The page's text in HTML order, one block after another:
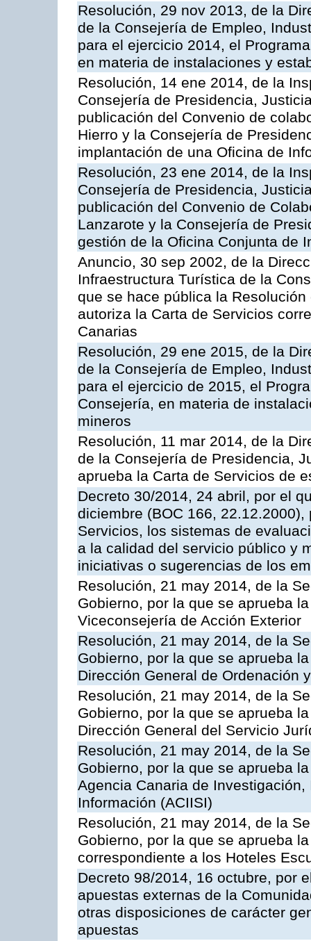
Resolución, 29 nov 2013, de la
de la Consejería de Empleo,
para el ejercicio 2014, el
en materia de instalaciones y
Resolución, 14 ene 2014, de la
Consejería de Presidencia,
publicación del Convenio de
Hierro y la Consejería de
implantación de una Oficina de
Resolución, 23 ene 2014, de la
Consejería de Presidencia,
publicación del Convenio de
Lanzarote y la Consejería de
gestión de la Oficina Conjunta de
Anuncio, 30 sep 2002, de la
Infraestructura Turística de la
que se hace pública la
autoriza la Carta de Servicios
Canarias
Resolución, 29 ene 2015, de la
de la Consejería de Empleo,
para el ejercicio de 2015, el
Consejería, en materia de
mineros
Resolución, 11 mar 2014, de la
de la Consejería de Presidencia,
aprueba la Carta de Servicios de
Decreto 30/2014, 24 abril, por el
diciembre (BOC 166,
Servicios, los sistemas de
a la calidad del servicio público y
iniciativas o sugerencias de los
Resolución, 21 may 2014, de la
Gobierno, por la que se aprueba
Viceconsejería de Acción Exterior
Resolución, 21 may 2014, de la
Gobierno, por la que se aprueba
Dirección General de Ordenación
Resolución, 21 may 2014, de la
Gobierno, por la que se aprueba
Dirección General del Servicio
Resolución, 21 may 2014, de la
Gobierno, por la que se aprueba
Agencia Canaria de
Información (ACIISI)
Resolución, 21 may 2014, de la
Gobierno, por la que se aprueba
correspondiente a los Hoteles
Decreto 98/2014, 16 octubre, por
apuestas externas de la
otras disposiciones de carácter
apuestas